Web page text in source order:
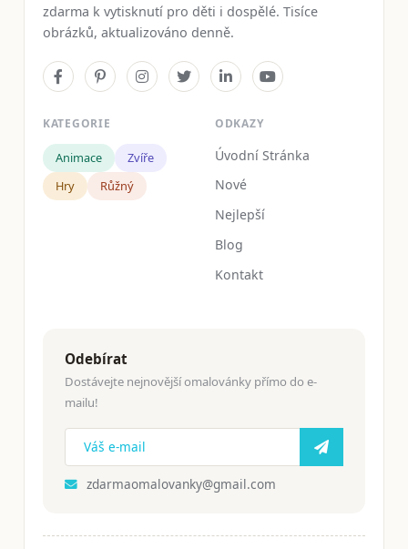
zdarma k vytisknutí pro děti i dospělé. Tisíce
obrázků, aktualizováno denně.
KATEGORIE
Animace
Zvíře
Hry
Růžný
ODKAZY
Úvodní Stránka
Nové
Nejlepší
Blog
Kontakt
Odebírat
Dostávejte nejnovější omalovánky přímo do e-
mailu!
zdarmaomalovanky@gmail.com